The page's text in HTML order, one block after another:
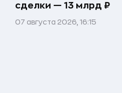
сделки — 13 млрд ₽
07 августа 2026, 16:15